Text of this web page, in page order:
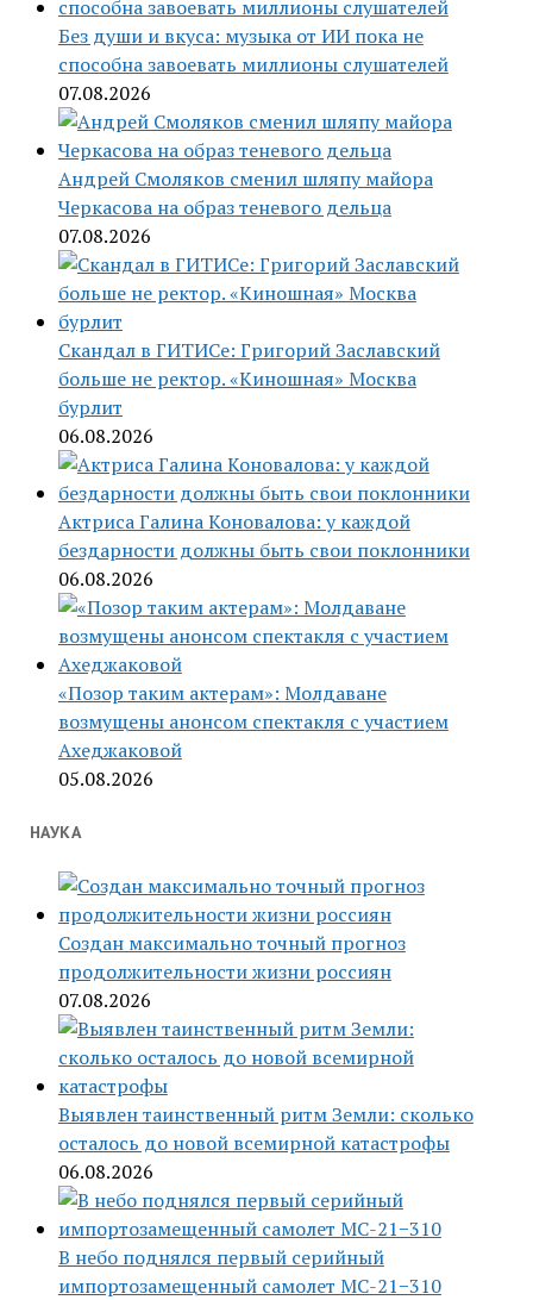
Без души и вкуса: музыка от ИИ пока не
способна завоевать миллионы слушателей
07.08.2026
Андрей Смоляков сменил шляпу майора
Черкасова на образ теневого дельца
07.08.2026
Скандал в ГИТИСе: Григорий Заславский
больше не ректор. «Киношная» Москва
бурлит
06.08.2026
Актриса Галина Коновалова: у каждой
бездарности должны быть свои поклонники
06.08.2026
«Позор таким актерам»: Молдаване
возмущены анонсом спектакля с участием
Ахеджаковой
05.08.2026
НАУКА
Создан максимально точный прогноз
продолжительности жизни россиян
07.08.2026
Выявлен таинственный ритм Земли: сколько
осталось до новой всемирной катастрофы
06.08.2026
В небо поднялся первый серийный
импортозамещенный самолет МС-21−310